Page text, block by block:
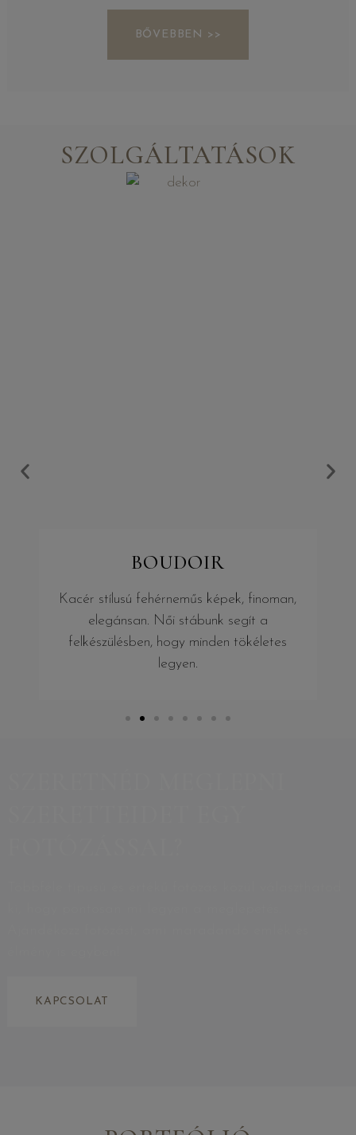
BŐVEBBEN >>
SZOLGÁLTATÁSOK
BOUDOIR
Kacér stílusú fehérneműs képek, finoman,
elegánsan. Női stábunk segít a
felkészülésben, hogy minden tökéletes
legyen.
KAPCSOLAT